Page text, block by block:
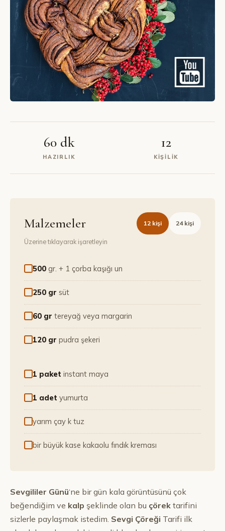
60 dk
HAZIRLIK
12
KIŞILIK
Malzemeler 12 kişi 24kişi
Üzerine tıklayarak işaretleyin
500 gr. + 1 çorba kaşığı un
250 gr süt
60 gr tereyağ veya margarin
120 gr pudra şekeri
1 paket instant maya
1 adet yumurta
yarım çay k tuz
bir büyük kase kakaolu fındık kreması
Sevgililer Günü‘ne bir gün kala görüntüsünü çok
beğendiğim ve kalp şeklinde olan bu çörek tarifini
sizlerle paylaşmak istedim. Sevgi Çöreği Tarifi ilk